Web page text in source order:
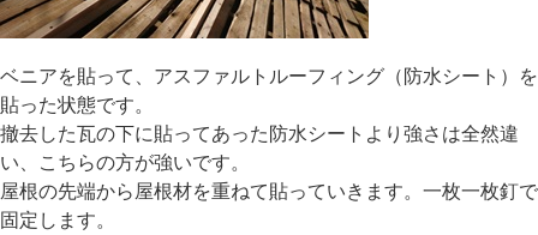
ベニアを貼って、アスファルトルーフィング（防水シート）を
貼った状態です。
撤去した瓦の下に貼ってあった防水シートより強さは全然違
い、こちらの方が強いです。
屋根の先端から屋根材を重ねて貼っていきます。一枚一枚釘で
固定します。